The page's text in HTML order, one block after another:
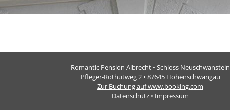
Romantic Pension Albrecht • Schloss Neuschwanstein
Pfleger-Rothutweg 2 • 87645 Hohenschwangau
Zur Buchung auf www.booking.com
Datenschutz • Impressum